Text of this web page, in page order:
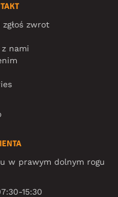
zwrot
nami
w prawym dolnym rogu
15:30